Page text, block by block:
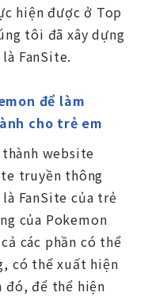
hiện được ở Top
tôi đã xây dựng
FanSite.
để làm
cho trẻ em
website
truyền thông
FanSite của trẻ
của Pokemon
các phần có thể
có thể xuất hiện
đó, để thể hiện